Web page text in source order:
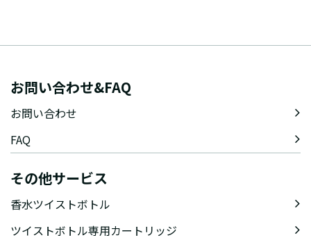
お問い合わせ&FAQ
お問い合わせ
FAQ
その他サービス
香水ツイストボトル
ツイストボトル専用カートリッジ